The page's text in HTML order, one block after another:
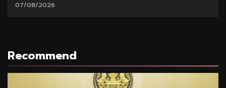
07/08/2026
Recommend